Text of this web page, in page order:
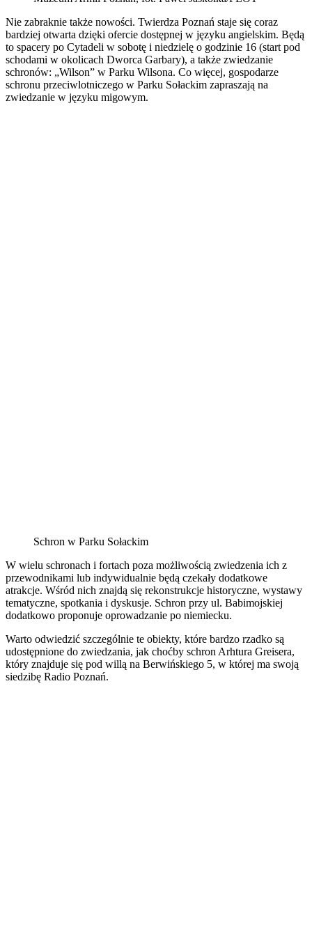
Nie zabraknie także nowości. Twierdza Poznań staje się coraz
bardziej otwarta dzięki ofercie dostępnej w języku angielskim. Będą
to spacery po Cytadeli w sobotę i niedzielę o godzinie 16 (start pod
schodami w okolicach Dworca Garbary), a także zwiedzanie
schronów: „Wilson” w Parku Wilsona. Co więcej, gospodarze
schronu przeciwlotniczego w Parku Sołackim zapraszają na
zwiedzanie w języku migowym.
Schron w Parku Sołackim
W wielu schronach i fortach poza możliwością zwiedzenia ich z
przewodnikami lub indywidualnie będą czekały dodatkowe
atrakcje. Wśród nich znajdą się rekonstrukcje historyczne, wystawy
tematyczne, spotkania i dyskusje. Schron przy ul. Babimojskiej
dodatkowo proponuje oprowadzanie po niemiecku.
Warto odwiedzić szczególnie te obiekty, które bardzo rzadko są
udostępnione do zwiedzania, jak choćby schron Arhtura Greisera,
który znajduje się pod willą na Berwińskiego 5, w której ma swoją
siedzibę Radio Poznań.